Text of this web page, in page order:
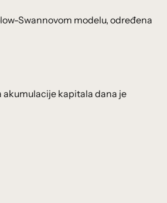
Swannovom modelu, određena
akumulacije kapitala dana je